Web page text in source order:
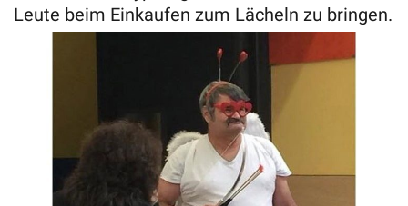
Leute beim Einkaufen zum Lächeln zu bringen.